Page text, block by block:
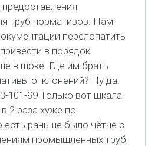
труб нормативов. Нам
перелопатить
в порядок.
в шоке. Где им брать
отклонений? Ну да.
101-99 Только вот шкала
2 раза хуже по
раньше было чётче с
промышленных труб,